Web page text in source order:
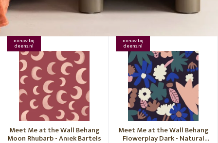
nieuw bij
deens.nl
Meet Me at the Wall Behang
Moon Rhubarb - Aniek Bartels
nieuw bij
deens.nl
Meet Me at the Wall Behang
Flowerplay Dark - Natural